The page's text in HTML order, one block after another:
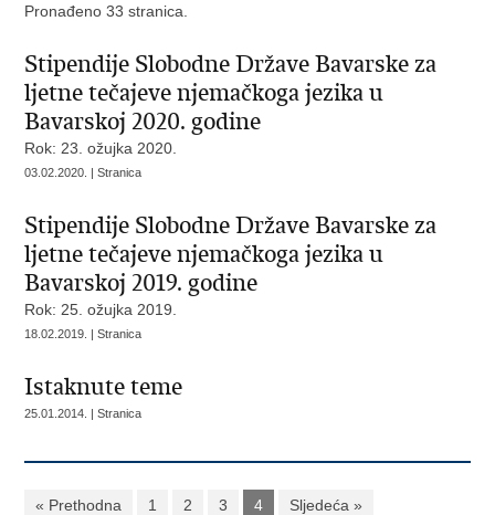
Pronađeno 33 stranica.
Stipendije Slobodne Države Bavarske za
ljetne tečajeve njemačkoga jezika u
Bavarskoj 2020. godine
Rok: 23. ožujka 2020.
03.02.2020. | Stranica
Stipendije Slobodne Države Bavarske za
ljetne tečajeve njemačkoga jezika u
Bavarskoj 2019. godine
Rok: 25. ožujka 2019.
18.02.2019. | Stranica
Istaknute teme
25.01.2014. | Stranica
« Prethodna 1 2 3 4 Sljedeća »